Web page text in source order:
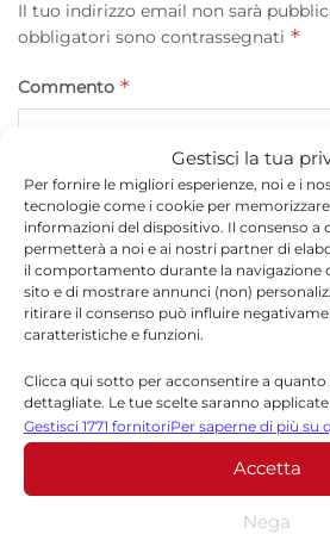
Gestisci la tua
Per fornire le migliori esperienze, noi e i
tecnologie come i cookie per
informazioni del dispositivo. Il consenso a
permetterà a noi e ai nostri partner di
il comportamento durante la navigazione
sito e di mostrare annunci (non)
ritirare il consenso può influire
caratteristiche e funzioni.
Clicca qui sotto per acconsentire a quanto
dettagliate. Le tue scelte saranno
sito. È possibile modificare le impostazioni
compreso il ritiro del consenso,
Policy o cliccando sul pulsante di gestione
inferiore dello schermo.
Gestisci 1771 fornitoriPer saperne di più su
Accetta
Nega
Il tuo indirizzo email non sarà
obbligatori sono contrassegnati *
Commento *
Nome*
Email